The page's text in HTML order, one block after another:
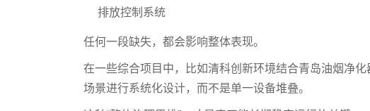
排放控制系统
任何一段缺失，都会影响整体表现。
在一些综合项目中，比如清科创新环境结合青岛油烟净
场景进行系统化设计，而不是单一设备堆叠。